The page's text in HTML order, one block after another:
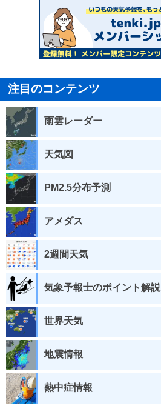
注目のコンテンツ
雨雲レーダー
天気図
PM2.5分布予測
アメダス
2週間天気
気象予報士のポイント解説
世界天気
地震情報
熱中症情報